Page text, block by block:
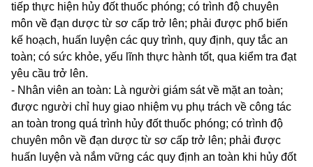
tiếp thực hiện hủy đốt thuốc phóng; có trình độ chuyên
môn về đạn dược từ sơ cấp trở lên; phải được phổ biến
kế hoạch, huấn luyện các quy trình, quy định, quy tắc an
toàn; có sức khỏe, yếu lĩnh thực hành tốt, qua kiểm tra đạt
yêu cầu trở lên.
- Nhân viên an toàn: Là người giám sát về mặt an toàn;
được người chỉ huy giao nhiệm vụ phụ trách về công tác
an toàn trong quá trình hủy đốt thuốc phóng; có trình độ
chuyên môn về đạn dược từ sơ cấp trở lên; phải được
huấn luyện và nắm vững các quy định an toàn khi hủy đốt